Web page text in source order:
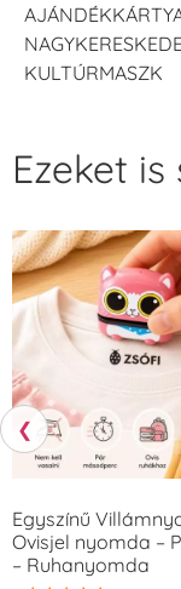
KULTÚRMASZK
❮
Ezeket
Egyszínű
Ovisjel nyomda –
– Ruhanyomda